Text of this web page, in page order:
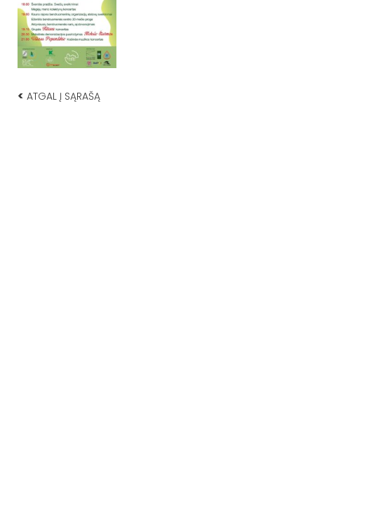
< ATGAL Į SĄRAŠĄ